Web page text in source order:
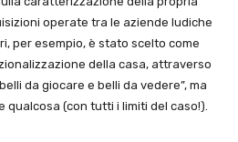
operate tra le aziende ludiche
per esempio, è stato scelto come
della casa, attraverso
da giocare e belli da vedere”, ma
qualcosa (con tutti i limiti del caso!).